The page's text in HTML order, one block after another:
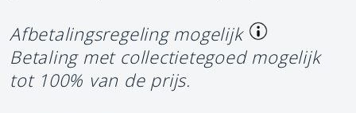
Afbetalingsregeling mogelijk
Betaling met collectietegoed mogelijk
tot 100% van de prijs.